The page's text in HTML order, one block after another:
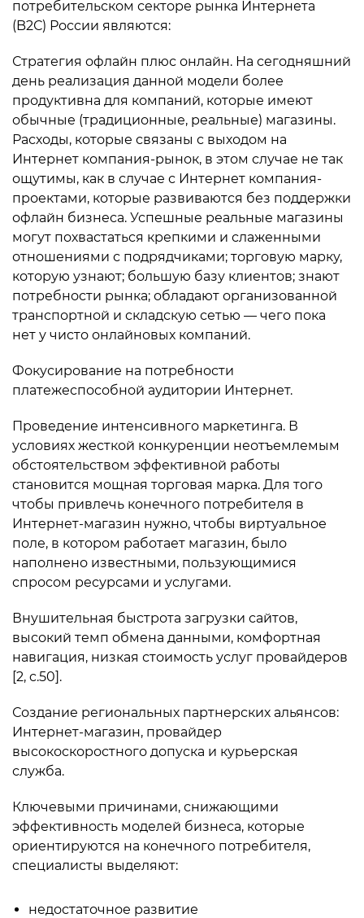
потребительском секторе рынка Интернета
(B2С) России являются:
Стратегия офлайн плюс онлайн. На сегодняшний
день реализация данной модели более
продуктивна для компаний, которые имеют
обычные (традиционные, реальные) магазины.
Расходы, которые связаны с выходом на
Интернет компания-рынок, в этом случае не так
ощутимы, как в случае с Интернет компания-
проектами, которые развиваются без поддержки
офлайн бизнеса. Успешные реальные магазины
могут похвастаться крепкими и слаженными
отношениями с подрядчиками; торговую марку,
которую узнают; большую базу клиентов; знают
потребности рынка; обладают организованной
транспортной и складскую сетью — чего пока
нет у чисто онлайновых компаний.
Фокусирование на потребности
платежеспособной аудитории Интернет.
Проведение интенсивного маркетинга. В
условиях жесткой конкуренции неотъемлемым
обстоятельством эффективной работы
становится мощная торговая марка. Для того
чтобы привлечь конечного потребителя в
Интернет-магазин нужно, чтобы виртуальное
поле, в котором работает магазин, было
наполнено известными, пользующимися
спросом ресурсами и услугами.
Внушительная быстрота загрузки сайтов,
высокий темп обмена данными, комфортная
навигация, низкая стоимость услуг провайдеров
[2, c.50].
Создание региональных партнерских альянсов:
Интернет-магазин, провайдер
высокоскоростного допуска и курьерская
служба.
Ключевыми причинами, снижающими
эффективность моделей бизнеса, которые
ориентируются на конечного потребителя,
специалисты выделяют:
недостаточное развитие